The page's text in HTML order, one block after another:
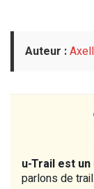
Auteur :
u-Trail est
parlons de